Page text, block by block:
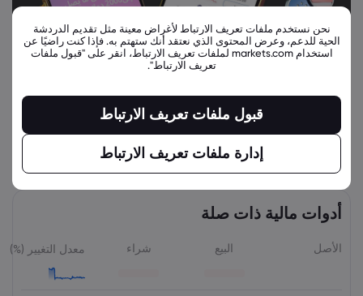
أدوات مالية ذات صلة
الأصل البيع شراء معدل التغيير (%)
نحن نستخدم ملفات تعريف الارتباط لأغراض معينة مثل تقديم الدردشة
الحية للدعم، وعرض المحتوى الذي نعتقد أنك ستهتم به. فإذا كنت راضيًا عن
استخدام markets.com لملفات تعريف الارتباط، انقر على "قبول ملفات
تعريف الارتباط".
قبول ملفات تعريف الارتباط
إدارة ملفات تعريف الارتباط